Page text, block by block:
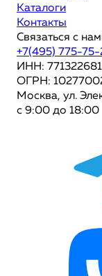
Каталоги
Контакты
Связаться с
+7(495) 775-75-
ИНН:
ОГРН:
Москва, ул.
с 9:00 до 18:00